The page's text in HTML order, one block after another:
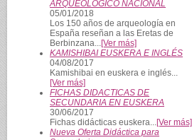
ARQUEOLÓGICO NACIONAL
05/01/2018
Los 150 años de arqueología en
España reseñan a las Eretas de
Berbinzana...[Ver más]
KAMISHIBAI EUSKERA E INGLÉS
04/08/2017
Kamishibai en euskera e inglés...
[Ver más]
FICHAS DIDACTICAS DE
SECUNDARIA EN EUSKERA
30/06/2017
Fichas didácticas euskera...[Ver más]
Nueva Oferta Didáctica para